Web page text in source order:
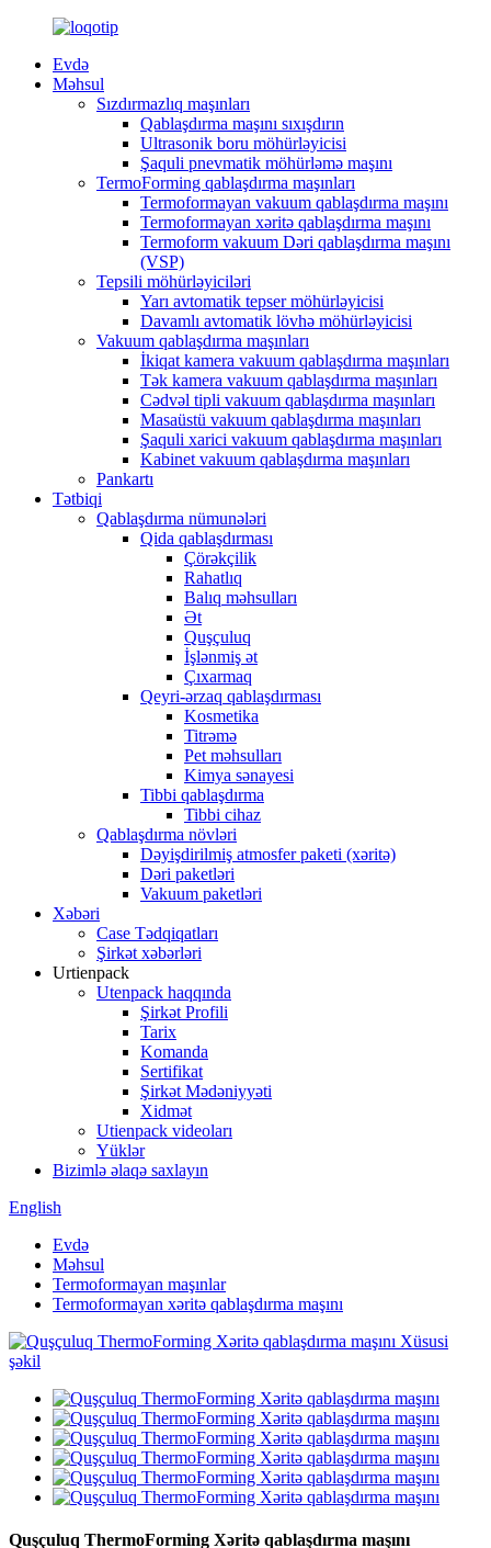
Evdə
Məhsul
Sızdırmazlıq maşınları
Qablaşdırma maşını sıxışdırın
Ultrasonik boru möhürləyicisi
Şaquli pnevmatik möhürləmə maşını
TermoForming qablaşdırma maşınları
Termoformayan vakuum qablaşdırma maşını
Termoformayan xəritə qablaşdırma maşını
Termoform vakuum Dəri qablaşdırma maşını
(VSP)
Tepsili möhürləyiciləri
Yarı avtomatik tepser möhürləyicisi
Davamlı avtomatik lövhə möhürləyicisi
Vakuum qablaşdırma maşınları
İkiqat kamera vakuum qablaşdırma maşınları
Tək kamera vakuum qablaşdırma maşınları
Cədvəl tipli vakuum qablaşdırma maşınları
Masaüstü vakuum qablaşdırma maşınları
Şaquli xarici vakuum qablaşdırma maşınları
Kabinet vakuum qablaşdırma maşınları
Pankartı
Tətbiqi
Qablaşdırma nümunələri
Qida qablaşdırması
Çörəkçilik
Rahatlıq
Balıq məhsulları
Ət
Quşçuluq
İşlənmiş ət
Çıxarmaq
Qeyri-ərzaq qablaşdırması
Kosmetika
Titrəmə
Pet məhsulları
Kimya sənayesi
Tibbi qablaşdırma
Tibbi cihaz
Qablaşdırma növləri
Dəyişdirilmiş atmosfer paketi (xəritə)
Dəri paketləri
Vakuum paketləri
Xəbəri
Case Tədqiqatları
Şirkət xəbərləri
Urtienpack
Utenpack haqqında
Şirkət Profili
Tarix
Komanda
Sertifikat
Şirkət Mədəniyyəti
Xidmət
Utienpack videoları
Yüklər
Bizimlə əlaqə saxlayın
English
Evdə
Məhsul
Termoformayan maşınlar
Termoformayan xəritə qablaşdırma maşını
Quşçuluq ThermoForming Xəritə qablaşdırma maşını